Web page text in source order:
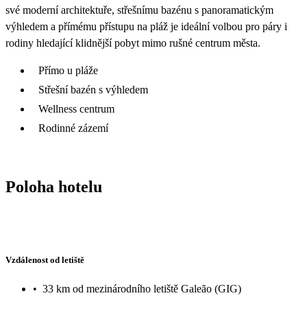
své moderní architektuře, střešnímu bazénu s panoramatickým
výhledem a přímému přístupu na pláž je ideální volbou pro páry i
rodiny hledající klidnější pobyt mimo rušné centrum města.
Přímo u pláže
Střešní bazén s výhledem
Wellness centrum
Rodinné zázemí
Poloha hotelu
Vzdálenost od letiště
• 33 km od mezinárodního letiště Galeão (GIG)